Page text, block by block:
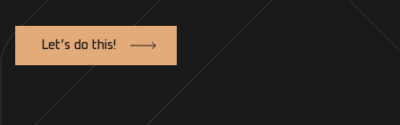
Let’s do this!